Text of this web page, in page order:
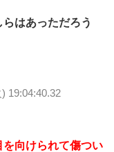
はあっただろう
19:04:40.32
向けられて傷つい